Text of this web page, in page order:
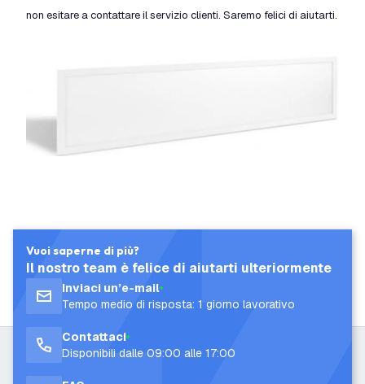
non esitare a contattare il servizio clienti. Saremo felici di aiutarti.
Vuoi saperne di più?
Il nostro team è felice di aiutarti ulteriormente
Inviaci un’e-mail
Tempo medio di risposta: 1 giorno lavorativo
Contattaci
Disponibili dalle 09:00 alle 17:00